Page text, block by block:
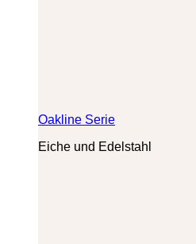
Oakline Serie
Eiche und Edelstahl